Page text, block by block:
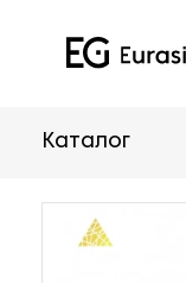
Каталог